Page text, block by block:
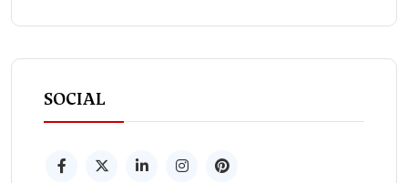
SOCIAL